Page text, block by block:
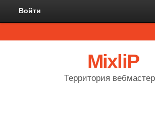
Войти
MixliP
Территория